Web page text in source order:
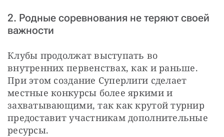
2. Родные соревнования не теряют своей
важности
Клубы продолжат выступать во
внутренних первенствах, как и раньше.
При этом создание Суперлиги сделает
местные конкурсы более яркими и
захватывающими, так как крутой турнир
предоставит участникам дополнительные
ресурсы.